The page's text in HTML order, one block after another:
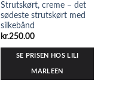
Strutskørt, creme – det
sødeste strutskørt med
silkebånd
kr.250.00
SE PRISEN HOS LILI
MARLEEN